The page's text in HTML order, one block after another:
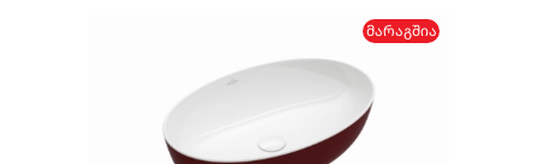
ᲛᲐᲠᲐᲒᲨᲘᲐ